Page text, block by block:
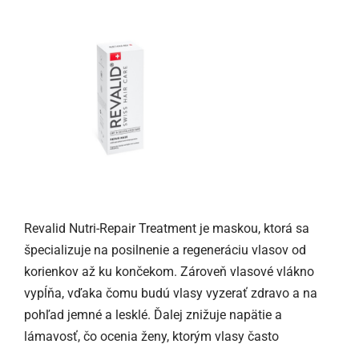
Revalid Nutri-Repair Treatment je maskou, ktorá sa
špecializuje na posilnenie a regeneráciu vlasov od
korienkov až ku končekom. Zároveň vlasové vlákno
vypĺňa, vďaka čomu budú vlasy vyzerať zdravo a na
pohľad jemné a lesklé. Ďalej znižuje napätie a
lámavosť, čo ocenia ženy, ktorým vlasy často